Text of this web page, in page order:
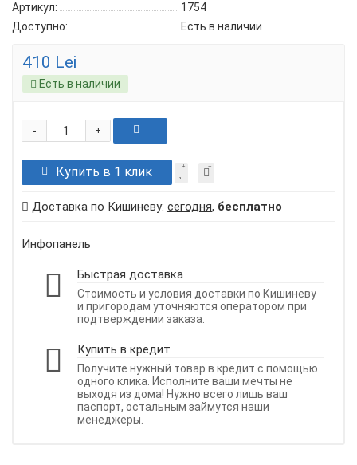
Артикул:
1754
Доступно:
Есть в наличии
410 Lei
Есть в наличии
+
-
Купить в 1 клик
Доставка по Кишиневу: сегодня, бесплатно
Инфопанель
Быстрая доставка
Стоимость и условия доставки по Кишиневу
и пригородам уточняются оператором при
подтверждении заказа.
Купить в кредит
Получите нужный товар в кредит с помощью
одного клика. Исполните ваши мечты не
выходя из дома! Нужно всего лишь ваш
паспорт, остальным займутся наши
менеджеры.